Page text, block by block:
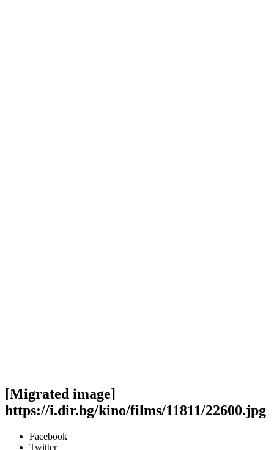
[Migrated image]
https://i.dir.bg/kino/films/11811/22600.jpg
Facebook
Twitter